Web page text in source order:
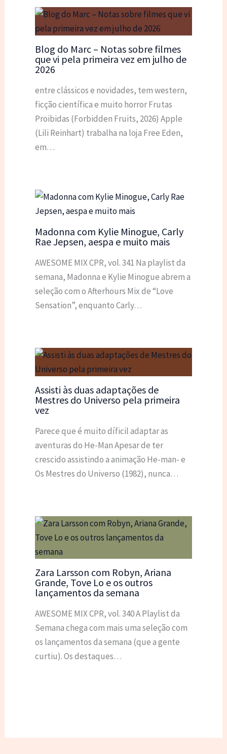
Blog do Marc – Notas sobre filmes
que vi pela primeira vez em julho de
2026
entre clássicos e novidades, tem western,
ficção científica e muito horror Frutas
Proibidas (Forbidden Fruits, 2026) Apple
(Lili Reinhart) trabalha na loja Free Eden,
em…
Madonna com Kylie Minogue, Carly
Rae Jepsen, aespa e muito mais
AWESOME MIX CPR, vol. 341 Na playlist da
semana, Madonna e Kylie Minogue abrem a
seleção com o Afterhours Mix de “Love
Sensation”, enquanto Carly…
Assisti às duas adaptações de
Mestres do Universo pela primeira
vez
Parece que é muito díficil adaptar as
aventuras do He-Man Apesar de ter
crescido assistindo a animação He-man- e
Os Mestres do Universo (1982), nunca…
Zara Larsson com Robyn, Ariana
Grande, Tove Lo e os outros
lançamentos da semana
AWESOME MIX CPR, vol. 340 A Playlist da
Semana chega com mais uma seleção com
os lançamentos da semana (que a gente
curtiu). Os destaques…